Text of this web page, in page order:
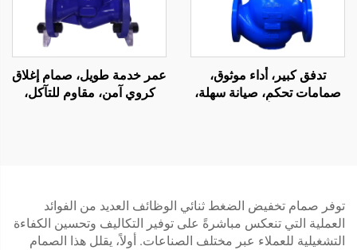
تدفق كبير، أداء موثوق،
صمامات تحكم، صيانة سهلة،
عمر خدمة طويل، صمام إغلاق
كروي آمن، مقاوم للتآكل،
توفر صمام تخفيض الضغط ثنائي الوظائف العديد من الفوائد
العملية التي تنعكس مباشرةً على توفير التكاليف وتحسين الكفاءة
التشغيلية للعملاء عبر مختلف الصناعات. أولاً، يقلل هذا الصمام